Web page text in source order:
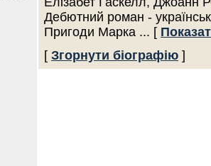
Дебютний роман -
Пригоди Марка ... [
[ Згорнути біографію ]